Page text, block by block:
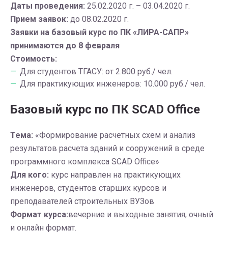
Даты проведения: 25.02.2020 г. – 03.04.2020 г.
Прием заявок: до 08.02.2020 г.
Заявки на базовый курс по ПК «ЛИРА-САПР»
принимаются до 8 февраля
Стоимость:
Для студентов ТГАСУ: от 2.800 руб./ чел.
Для практикующих инженеров: 10.000 руб./ чел.
Базовый курс по ПК SCAD Office
Тема: «Формирование расчетных схем и анализ
результатов расчета зданий и сооружений в среде
программного комплекса SCAD Office»
Для кого: курс направлен на практикующих
инженеров, студентов старших курсов и
преподавателей строительных ВУЗов
Формат курса:вечерние и выходные занятия; очный
и онлайн формат.